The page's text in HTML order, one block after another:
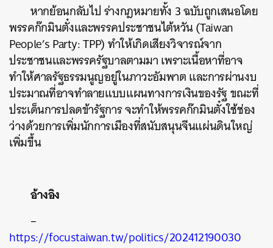
หากย้อนกลับไป ร่างกฎหมายทั้ง 3 ฉบับถูกเสนอโดย
พรรคก๊กมินตั๋งและพรรคประชาชนไต้หวัน (Taiwan
People’s Party: TPP) ทำให้เกิดเสียงวิจารณ์จาก
ประชาชนและพรรครัฐบาลตามมา เพราะเนื้อหาที่อาจ
ทำให้ศาลรัฐธรรมนูญอยู่ในภาวะอัมพาต และการผ่านงบ
ประมาณที่อาจทำลายแบบแผนทางการเงินของรัฐ ขณะที่
ประเด็นการปลดข้ารัฐการ จะทำให้พรรคก๊กมินตั๋งใช้ช่อง
ว่างด้วยการเพิ่มนักการเมืองที่สนับสนุนจีนแผ่นดินใหญ่
เพิ่มขึ้น
อ้างอิง
–
https://focustaiwan.tw/politics/202412190030